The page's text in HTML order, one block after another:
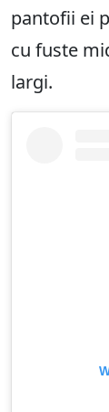
pantofii ei
cu fuste
largi.